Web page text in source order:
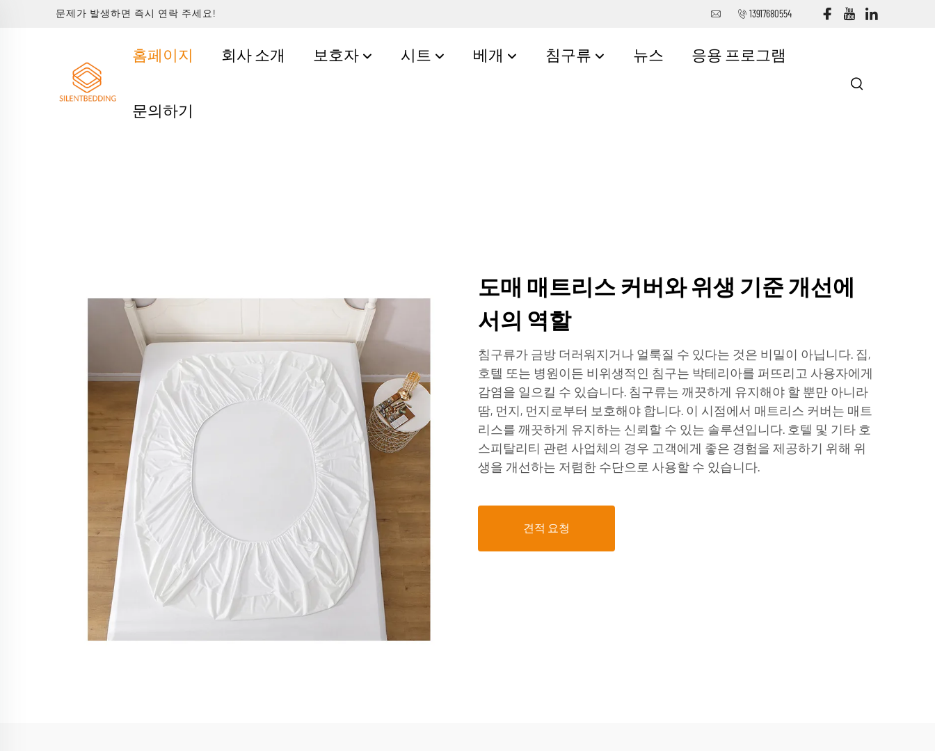
문제가 발생하면 즉시 연락 주세요! 13917680554
홈페이지 회사 소개 보호자 시트 베개 침구류 뉴스 응용 프로그램
문의하기
도매 매트리스 커버와 위생 기준 개선에
서의 역할
침구류가 금방 더러워지거나 얼룩질 수 있다는 것은 비밀이 아닙니다. 집,
호텔 또는 병원이든 비위생적인 침구는 박테리아를 퍼뜨리고 사용자에게
감염을 일으킬 수 있습니다. 침구류는 깨끗하게 유지해야 할 뿐만 아니라
땀, 먼지, 먼지로부터 보호해야 합니다. 이 시점에서 매트리스 커버는 매트
리스를 깨끗하게 유지하는 신뢰할 수 있는 솔루션입니다. 호텔 및 기타 호
스피탈리티 관련 사업체의 경우 고객에게 좋은 경험을 제공하기 위해 위
생을 개선하는 저렴한 수단으로 사용할 수 있습니다.
견적 요청